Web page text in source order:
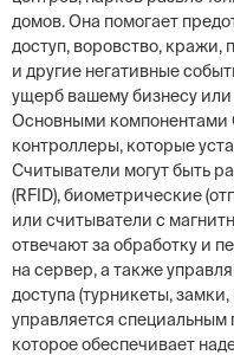
домов. Она помогает
доступ, воровство, кражи,
и другие негативные
ущерб вашему бизнесу
Основными компонентами
контроллеры, которые
Считыватели могут быть
(RFID), биометрические
или считыватели с
отвечают за обработку и
на сервер, а также
доступа (турникеты,
управляется
которое обеспечивает